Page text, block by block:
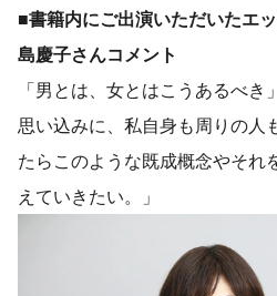
■書籍内にご出演いただいたエ
島慶子さんコメント
「男とは、女とはこうあるべ
思い込みに、私自身も周りの人
たらこのような既成概念やそれ
えていきたい。」